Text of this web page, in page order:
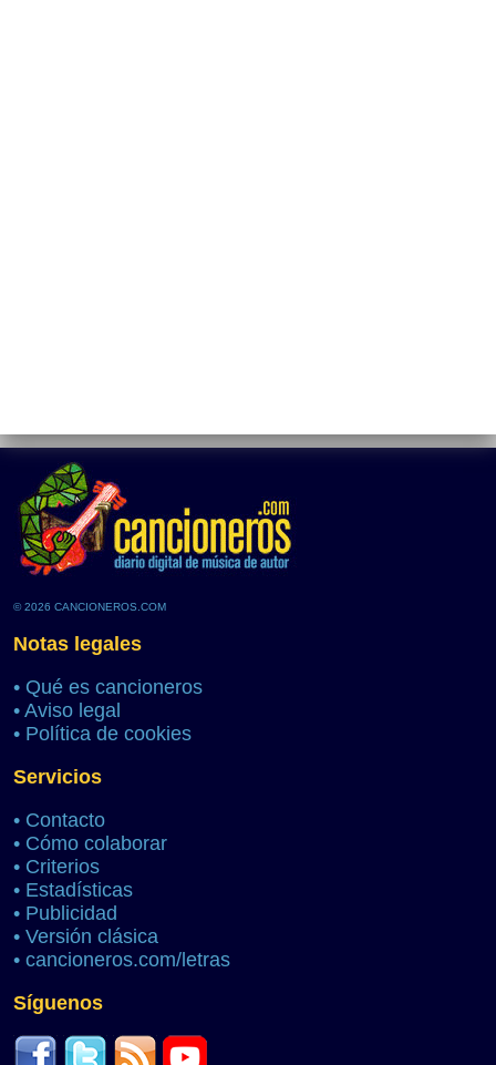
© 2026 CANCIONEROS.COM
Notas legales
• Qué es cancioneros
• Aviso legal
• Política de cookies
Servicios
• Contacto
• Cómo colaborar
• Criterios
• Estadísticas
• Publicidad
• Versión clásica
• cancioneros.com/letras
Síguenos